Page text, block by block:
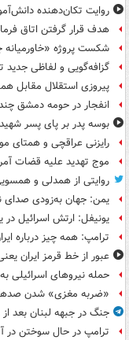
روایت تکان‌دهنده
هدف قرار گرفتن اتاق‌
شکست پروژه «خاورمیانه
گزافه‌گویی و لفاظی جدید
پیروزی استقلال مقابل
انفجار در حومه دمشق
بوسه‌ پدر بر پای پسر
رایزنی عراقچی و همتای
موج تهدید علیه قضات
روایتی از همدلی و
یمن: جهان به‌زودی صدای
یونیفل: ارتش اسرائیل در یک روز ۱۱۳ توپ به جنوب لبنان
ترامپ: همه چیز درباره
عبور از خط قرمز ایران
حمله نیروهای اسرائیلی
«ضربه مغزی» شدن صدها
جنگ در جبهه لبنان بعد
ترامپ در حال سوختن در